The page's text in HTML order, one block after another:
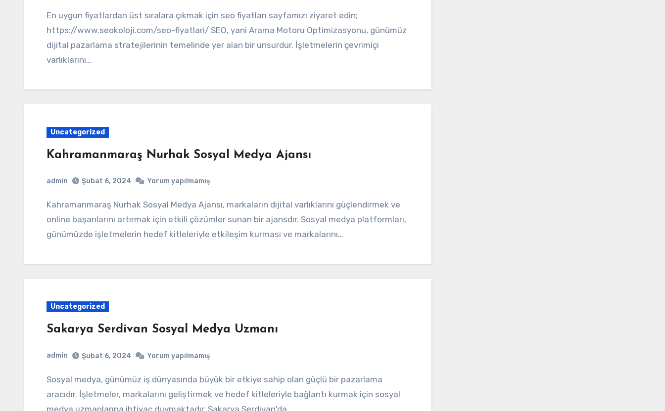
En uygun fiyatlardan üst sıralara çıkmak için seo fiyatları sayfamızı ziyaret edin;
https://www.seokoloji.com/seo-fiyatlari/ SEO, yani Arama Motoru Optimizasyonu, günümüz
dijital pazarlama stratejilerinin temelinde yer alan bir unsurdur. İşletmelerin çevrimiçi
varlıklarını…
Uncategorized
Kahramanmaraş Nurhak Sosyal Medya Ajansı
admin Şubat 6, 2024 Yorum yapılmamış
Kahramanmaraş Nurhak Sosyal Medya Ajansı, markaların dijital varlıklarını güçlendirmek ve
online başarılarını artırmak için etkili çözümler sunan bir ajansdır. Sosyal medya platformları,
günümüzde işletmelerin hedef kitleleriyle etkileşim kurması ve markalarını…
Uncategorized
Sakarya Serdivan Sosyal Medya Uzmanı
admin Şubat 6, 2024 Yorum yapılmamış
Sosyal medya, günümüz iş dünyasında büyük bir etkiye sahip olan güçlü bir pazarlama
aracıdır. İşletmeler, markalarını geliştirmek ve hedef kitleleriyle bağlantı kurmak için sosyal
medya uzmanlarına ihtiyaç duymaktadır. Sakarya Serdivan'da…